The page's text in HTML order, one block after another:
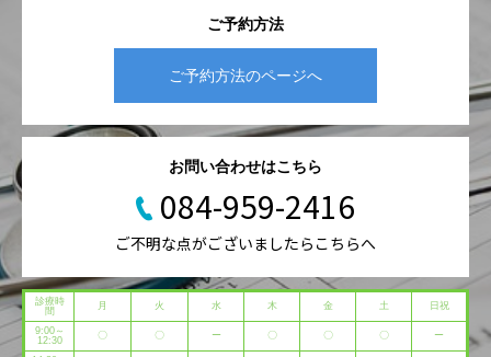
ご予約方法
ご予約方法のページへ
お問い合わせはこちら
084-959-2416
ご不明な点がございましたらこちらへ
診療時
間
月 火 水 木 金 土 日祝
9:00～
12:30
〇 〇 ー 〇 〇 〇 ー